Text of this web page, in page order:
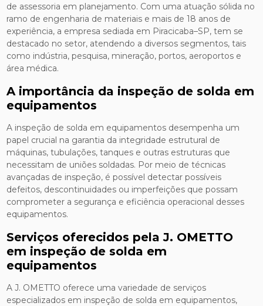
de assessoria em planejamento. Com uma atuação sólida no
ramo de engenharia de materiais e mais de 18 anos de
experiência, a empresa sediada em Piracicaba–SP, tem se
destacado no setor, atendendo a diversos segmentos, tais
como indústria, pesquisa, mineração, portos, aeroportos e
área médica.
A importância da inspeção de solda em
equipamentos
A inspeção de solda em equipamentos desempenha um
papel crucial na garantia da integridade estrutural de
máquinas, tubulações, tanques e outras estruturas que
necessitam de uniões soldadas. Por meio de técnicas
avançadas de inspeção, é possível detectar possíveis
defeitos, descontinuidades ou imperfeições que possam
comprometer a segurança e eficiência operacional desses
equipamentos.
Serviços oferecidos pela J. OMETTO
em inspeção de solda em
equipamentos
A J. OMETTO oferece uma variedade de serviços
especializados em inspeção de solda em equipamentos,